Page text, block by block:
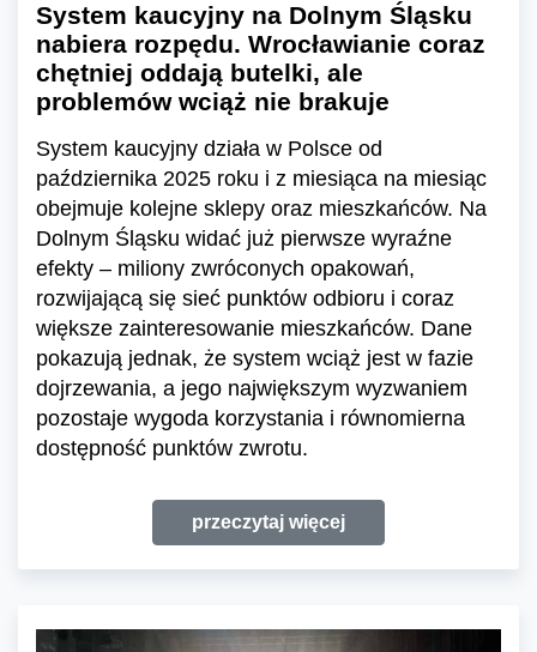
System kaucyjny na Dolnym Śląsku
nabiera rozpędu. Wrocławianie coraz
chętniej oddają butelki, ale
problemów wciąż nie brakuje
System kaucyjny działa w Polsce od
października 2025 roku i z miesiąca na miesiąc
obejmuje kolejne sklepy oraz mieszkańców. Na
Dolnym Śląsku widać już pierwsze wyraźne
efekty – miliony zwróconych opakowań,
rozwijającą się sieć punktów odbioru i coraz
większe zainteresowanie mieszkańców. Dane
pokazują jednak, że system wciąż jest w fazie
dojrzewania, a jego największym wyzwaniem
pozostaje wygoda korzystania i równomierna
dostępność punktów zwrotu.
przeczytaj więcej